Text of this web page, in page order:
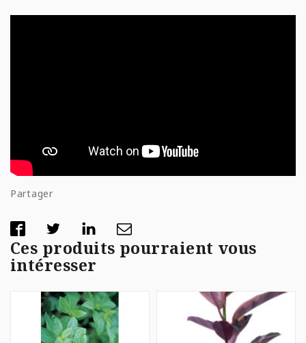
Partager
Ces produits pourraient vous
intéresser